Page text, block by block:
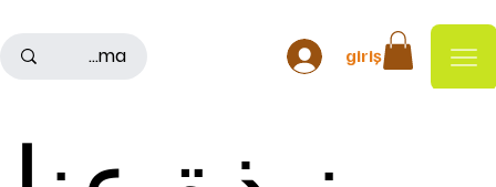
giriş